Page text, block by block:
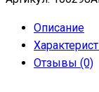
Описание
Отзывы (0)